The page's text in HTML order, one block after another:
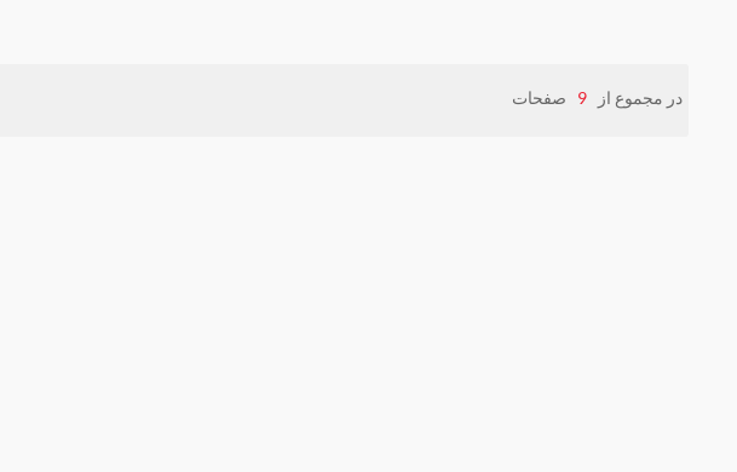
در مجموع از 9 صفحات